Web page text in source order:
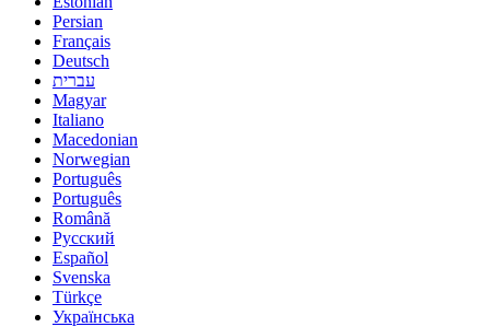
Persian
Français
Deutsch
עברית
Magyar
Italiano
Macedonian
Norwegian
Português
Português
Română
Русский
Español
Svenska
Türkçe
Українська